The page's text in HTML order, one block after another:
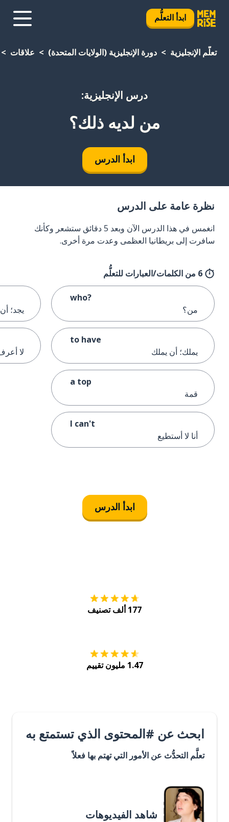
ابدأ التعلُّم
تعلَّم الإنجليزية دورة الإنجليزية (الولايات المتحدة) علاقات
درس الإنجليزية:
من لديه ذلك؟
ابدأ الدرس
نظرة عامة على الدرس
انغمس في هذا الدرس الآن وبعد 5 دقائق ستشعر وكأنك
سافرت إلى بريطانيا العظمى وعدت مرة أخرى.
6 من الكلمات/العبارات للتعلُّم
who?
من؟
to have
يملك؛ أن يملك
a top
قمة
I can't
أنا لا أستطيع
يجد؛
لا
ابدأ الدرس
177 ألف تصنيف
1.47 مليون تقييم
ابحث عن #المحتوى الذي تستمتع به
تعلَّم التحدُّث عن الأمور التي تهتم بها فعلاً
شاهد الفيديوهات